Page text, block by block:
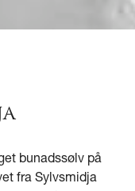
bunadssølv på
fra Sylvsmidja